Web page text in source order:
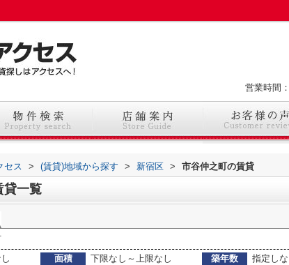
営業時間
セス > (賃貸)地域から探す > 新宿区 > 市谷仲之町の賃貸
貸一覧
面積 下限なし～上限なし 築年数
指定し